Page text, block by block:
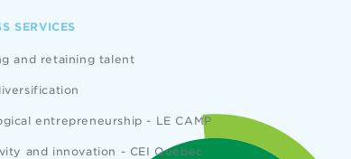
SERVICES
and retaining talent
entrepreneurship - LE CAMP
and innovation - CEI Québec